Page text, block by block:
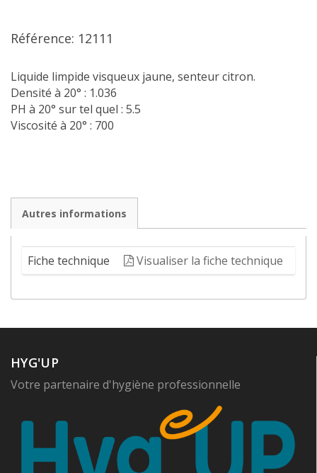
Référence: 12111
Liquide limpide visqueux jaune, senteur citron.
Densité à 20° : 1.036
PH à 20° sur tel quel : 5.5
Viscosité à 20° : 700
Autres informations
Fiche technique Visualiser la fiche technique
HYG'UP
Votre partenaire d'hygiène professionnelle